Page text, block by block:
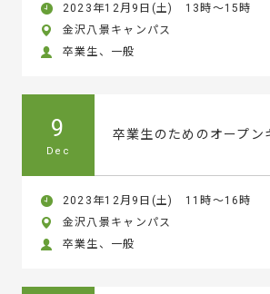
2023年12月9日(土) 13時～15時
金沢八景キャンパス
卒業生、一般
9
Dec
卒業生のためのオープン
2023年12月9日(土) 11時～16時
金沢八景キャンパス
卒業生、一般